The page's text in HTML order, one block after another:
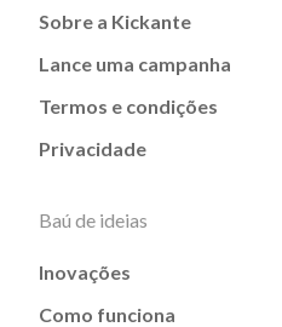
Sobre a Kickante
Lance uma campanha
Termos e condições
Privacidade
Baú de ideias
Inovações
Como funciona